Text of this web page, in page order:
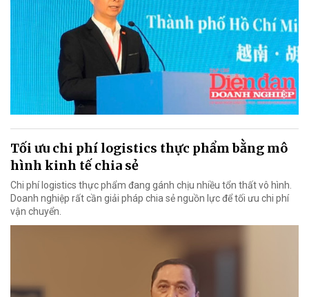
Tối ưu chi phí logistics thực phẩm bằng mô
hình kinh tế chia sẻ
Chi phí logistics thực phẩm đang gánh chịu nhiều tổn thất vô hình.
Doanh nghiệp rất cần giải pháp chia sẻ nguồn lực để tối ưu chi phí
vận chuyển.